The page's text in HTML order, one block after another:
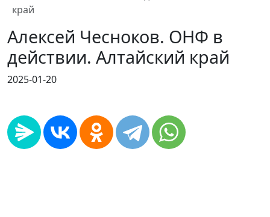
край
Алексей Чесноков. ОНФ в
действии. Алтайский край
2025-01-20